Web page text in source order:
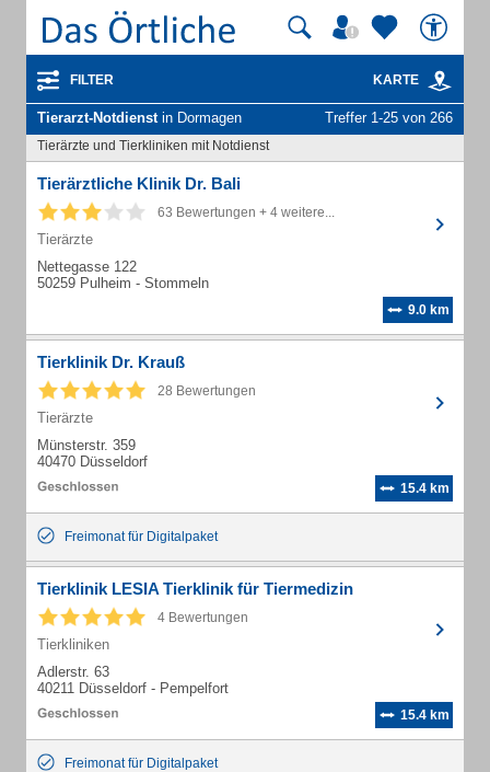
FILTER KARTE
Tierarzt-Notdienstin Dormagen Treffer 1-25 von 266
Tierärzte und Tierkliniken mit Notdienst
Tierärztliche Klinik Dr. Bali
63 Bewertungen + 4 weitere...
Tierärzte
Nettegasse 122
50259 Pulheim - Stommeln
9.0 km
Tierklinik Dr. Krauß
28 Bewertungen
Tierärzte
Münsterstr. 359
40470 Düsseldorf
15.4 km
Freimonat für Digitalpaket
Tierklinik LESIA Tierklinik für Tiermedizin
4 Bewertungen
Tierkliniken
Adlerstr. 63
40211 Düsseldorf - Pempelfort
15.4 km
Freimonat für Digitalpaket